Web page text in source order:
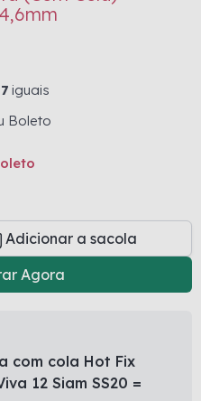
iguais
Boleto
Adicionar a sacola
Agora
com cola Hot Fix
12 Siam SS20 =